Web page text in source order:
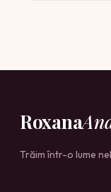
Roxana
Trăim într-o lume